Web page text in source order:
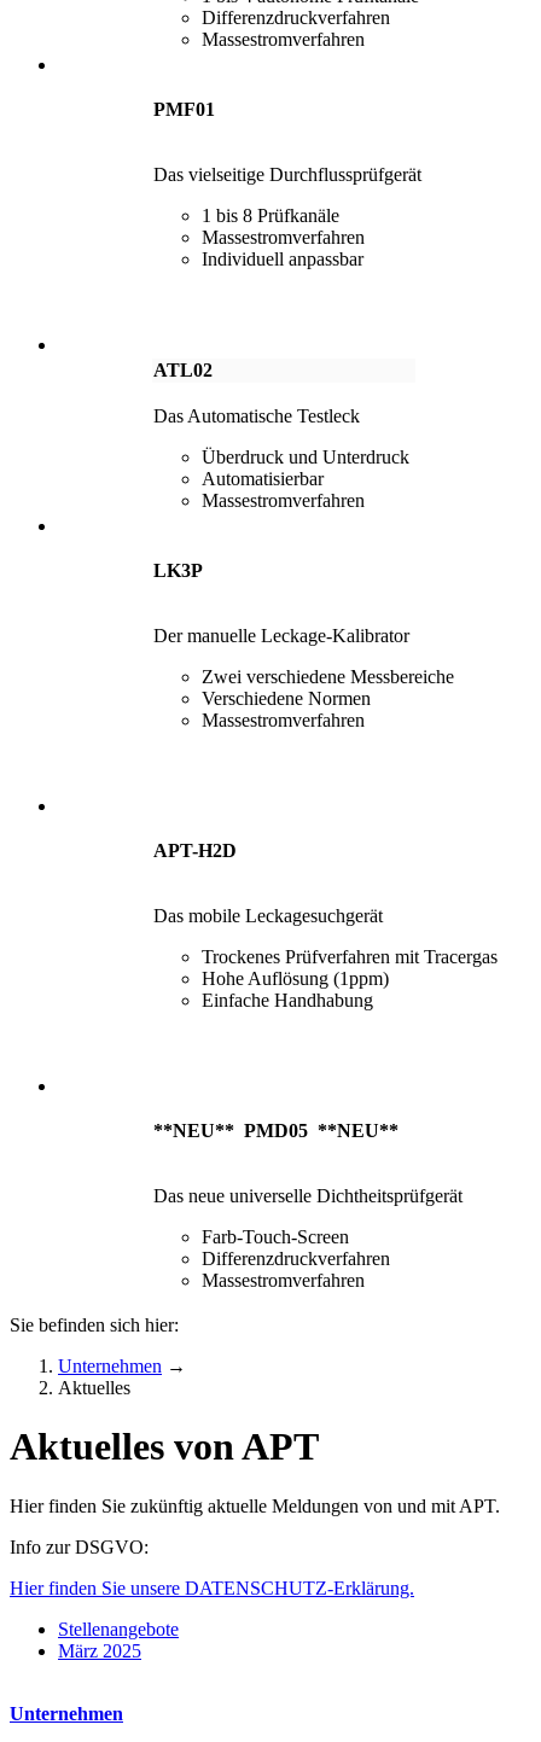
Differenzdruckverfahren
Massestromverfahren
PMF01
Das vielseitige Durchflussprüfgerät
1 bis 8 Prüfkanäle
Massestromverfahren
Individuell anpassbar
ATL02
Das Automatische Testleck
Überdruck und Unterdruck
Automatisierbar
Massestromverfahren
LK3P
Der manuelle Leckage-Kalibrator
Zwei verschiedene Messbereiche
Verschiedene Normen
Massestromverfahren
APT-H2D
Das mobile Leckagesuchgerät
Trockenes Prüfverfahren mit Tracergas
Hohe Auflösung (1ppm)
Einfache Handhabung
**NEU** PMD05 **NEU**
Das neue universelle Dichtheitsprüfgerät
Farb-Touch-Screen
Differenzdruckverfahren
Massestromverfahren
Sie befinden sich hier:
Unternehmen →
Aktuelles
Aktuelles von APT
Hier finden Sie zukünftig aktuelle Meldungen von und mit APT.
Info zur DSGVO:
Hier finden Sie unsere DATENSCHUTZ-Erklärung.
Stellenangebote
März 2025
Unternehmen